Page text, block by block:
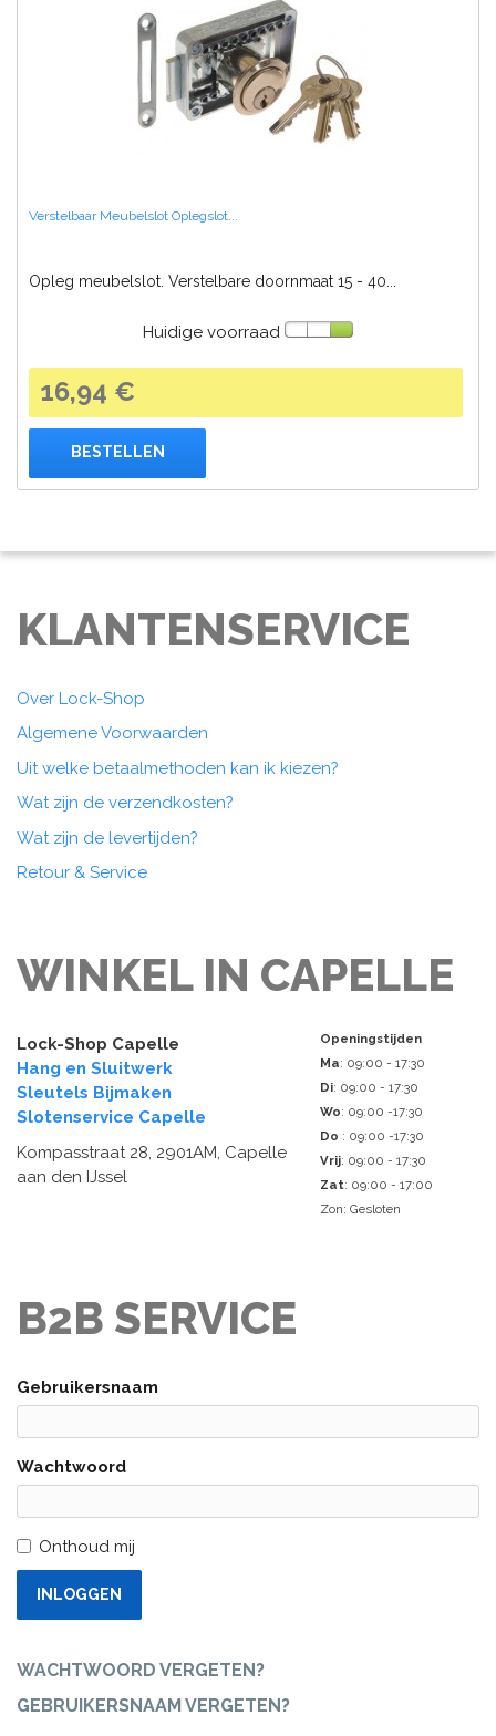
Verstelbaar Meubelslot Oplegslot...
Opleg meubelslot. Verstelbare doornmaat 15 - 40...
Huidige voorraad
16,94 €
BESTELLEN
KLANTENSERVICE
Over Lock-Shop
Algemene Voorwaarden
Uit welke betaalmethoden kan ik kiezen?
Wat zijn de verzendkosten?
Wat zijn de levertijden?
Retour & Service
WINKEL IN CAPELLE
Lock-Shop Capelle
Hang en Sluitwerk
Sleutels Bijmaken
Slotenservice Capelle
Kompasstraat 28, 2901AM, Capelle
aan den IJssel
Openingstijden
Ma: 09:00 - 17:30
Di: 09:00 - 17:30
Wo: 09:00 -17:30
Do : 09:00 -17:30
Vrij: 09:00 - 17:30
Zat: 09:00 - 17:00
Zon: Gesloten
B2B SERVICE
Gebruikersnaam
Wachtwoord
Onthoud mij
INLOGGEN
WACHTWOORD VERGETEN?
GEBRUIKERSNAAM VERGETEN?